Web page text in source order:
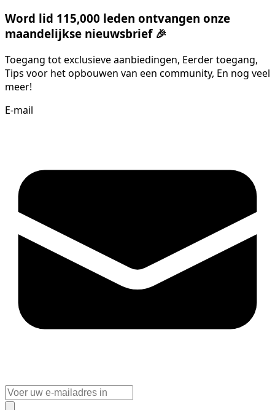
Word lid 115,000 leden ontvangen onze
maandelijkse nieuwsbrief 🎉
Toegang tot exclusieve aanbiedingen, Eerder toegang,
Tips voor het opbouwen van een community, En nog veel
meer!
E-mail